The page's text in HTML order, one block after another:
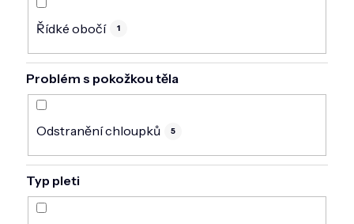
Řídké obočí 1
Problém s pokožkou těla
Odstranění chloupků 5
Typ pleti